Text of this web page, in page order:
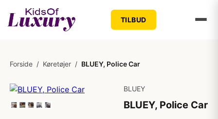
TILBUD
Forside / Køretøjer / BLUEY, Police Car
BLUEY
BLUEY, Police Car